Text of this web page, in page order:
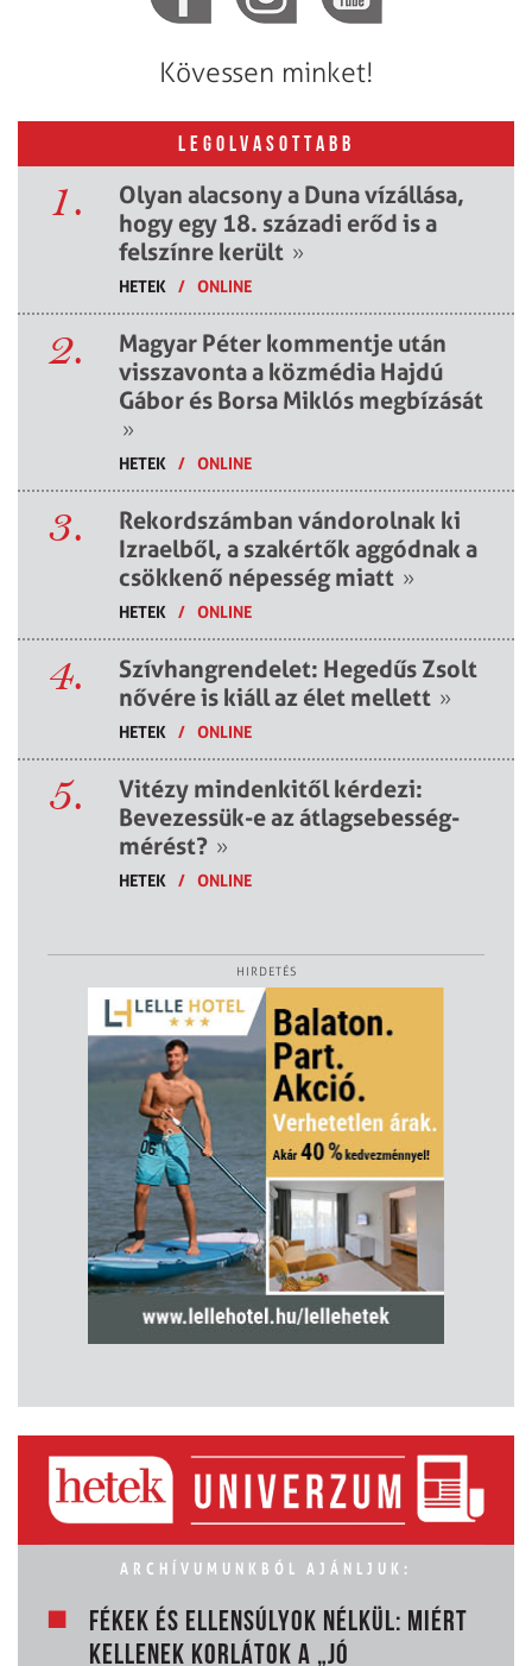
Kövessen minket!
LEGOLVASOTTABB
1.
Olyan alacsony a Duna vízállása,
hogy egy 18. századi erőd is a
felszínre került »
HETEK / ONLINE
2.
Magyar Péter kommentje után
visszavonta a közmédia Hajdú
Gábor és Borsa Miklós megbízását
»
HETEK / ONLINE
3.
Rekordszámban vándorolnak ki
Izraelből, a szakértők aggódnak a
csökkenő népesség miatt »
HETEK / ONLINE
4.
Szívhangrendelet: Hegedűs Zsolt
nővére is kiáll az élet mellett »
HETEK / ONLINE
5.
Vitézy mindenkitől kérdezi:
Bevezessük-e az átlagsebesség-
mérést? »
HETEK / ONLINE
HIRDETÉS
ARCHÍVUMUNKBÓL AJÁNLJUK:
FÉKEK ÉS ELLENSÚLYOK NÉLKÜL: MIÉRT
KELLENEK KORLÁTOK A „JÓ